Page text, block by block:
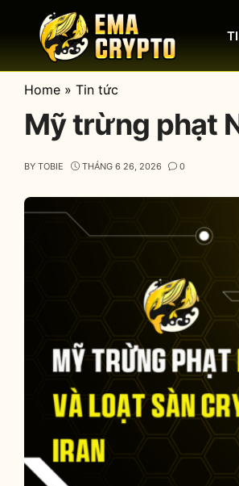
content
Home » Tin tức
Mỹ trừng phạt
BY TOBIE THÁNG 6 26, 2026 0